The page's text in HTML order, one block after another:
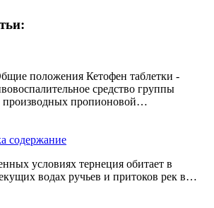
положения Кетофен таблетки -
средство группы
производных пропионовой…
содержание
условиях тернеция обитает в
водах ручьев и притоков рек в…